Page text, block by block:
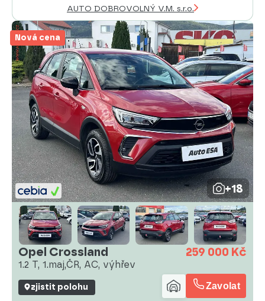
AUTO DOBROVOLNÝ V.M. s.r.o.
Nová cena
+18
Opel Crossland
1.2 T, 1.maj,ČR, AC, výhřev
259 000 Kč
zjistit polohu Zavolat